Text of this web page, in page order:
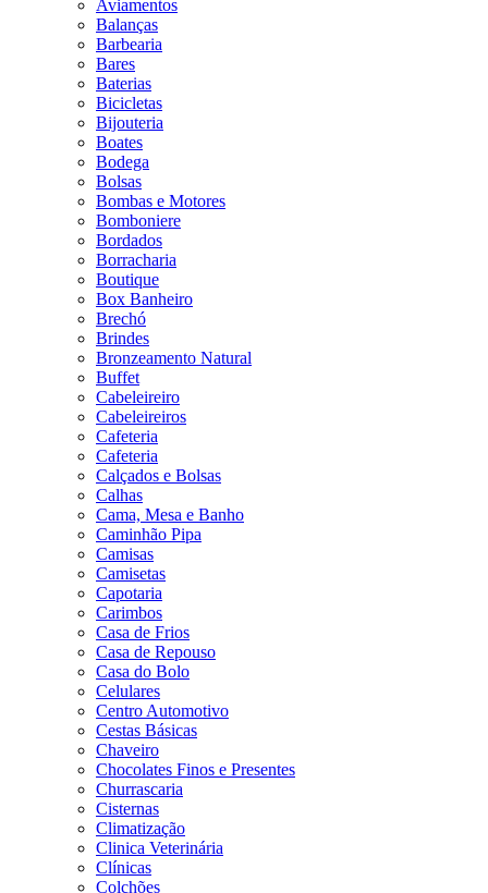
Aviamentos
Balanças
Barbearia
Bares
Baterias
Bicicletas
Bijouteria
Boates
Bodega
Bolsas
Bombas e Motores
Bomboniere
Bordados
Borracharia
Boutique
Box Banheiro
Brechó
Brindes
Bronzeamento Natural
Buffet
Cabeleireiro
Cabeleireiros
Cafeteria
Cafeteria
Calçados e Bolsas
Calhas
Cama, Mesa e Banho
Caminhão Pipa
Camisas
Camisetas
Capotaria
Carimbos
Casa de Frios
Casa de Repouso
Casa do Bolo
Celulares
Centro Automotivo
Cestas Básicas
Chaveiro
Chocolates Finos e Presentes
Churrascaria
Cisternas
Climatização
Clinica Veterinária
Clínicas
Colchões